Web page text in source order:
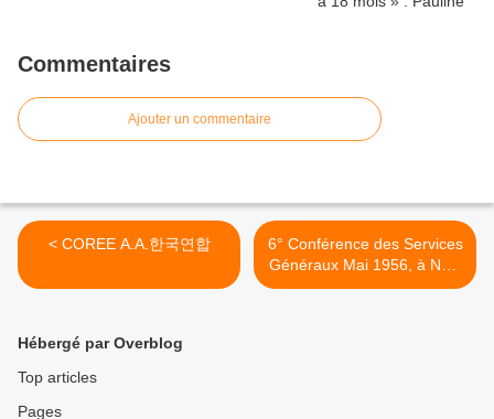
Commentaires
Ajouter un commentaire
< COREE A.A.한국연합
6° Conférence des Services
Généraux Mai 1956, à New
York >
Hébergé par Overblog
Top articles
Pages